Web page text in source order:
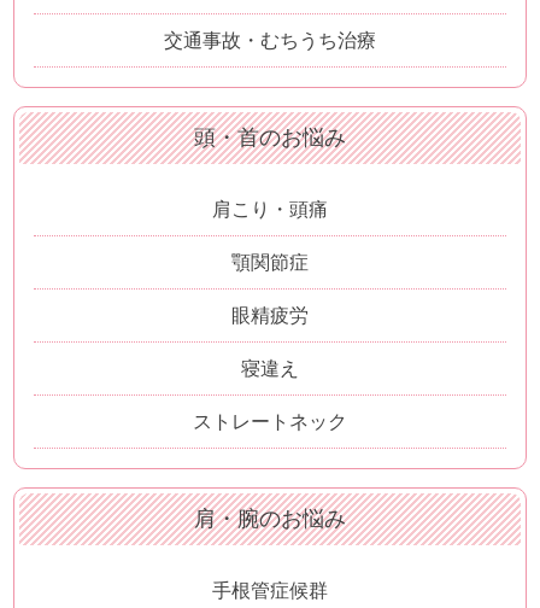
交通事故・むちうち治療
頭・首のお悩み
肩こり・頭痛
顎関節症
眼精疲労
寝違え
ストレートネック
肩・腕のお悩み
手根管症候群